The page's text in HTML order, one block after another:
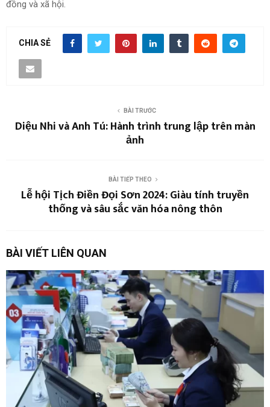
đồng và xã hội.
CHIA SẺ
BÀI TRƯỚC
Diệu Nhi và Anh Tú: Hành trình trung lập trên màn
ảnh
BÀI TIẾP THEO
Lễ hội Tịch Điền Đọi Sơn 2024: Giàu tính truyền
thống và sâu sắc văn hóa nông thôn
BÀI VIẾT LIÊN QUAN